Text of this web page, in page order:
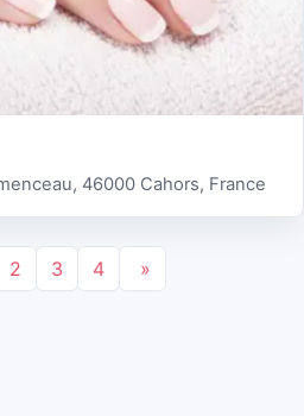
46000 Cahors, France
2 3 4 »